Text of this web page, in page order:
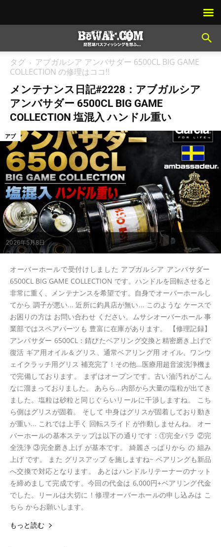
タグ
アブガルシア アンバサダー 6500CL BIG GAME
COLLECTION の修理はココ!!
メンテナンス日記#2228：アブガルシア
アンバサダー 6500CL BIG GAME
COLLECTION 塩混入 ハンドル重い
2026年5月8日
アブ
オーバーホールで受付けしました アブガルシア アンバサダー
6500CL BIG GAME COLLECTION です。ハンドルを回転させると
非常に重く、メンテナンスを希望です。自身でオーバーホールし
てから 調子が悪い... 近所に釣具店が無い... このような ケースで
お困りの方は お問い合わせ ください。ムサシオーバーホール 事
業部ではスペアパーツも 豊富に在庫があります。 【修理記録】
アンバサダー 6500CL：錆びたベアリング交換と精密磨き上げで
復活 ギア用オイル＆グリス、通常ベアリング用 オイル、ワンウ
ェイクラッチ用グリス 補充完了！その他...医療用超音波洗浄機ま
で完備しております。 まずはオープンです。古い油汚れがこん
なに溜まっておりました。 あらら...内部から大量の塩粒が出てき
ました。塩粒は砂粒と同じぐらいリールに干渉しますね。 こち
ら側はグリスが固着。 そして 中身はグリスが固着しており動き
が重い... これでは上手く 回転スライド が作動しませんね。 オー
バーホールの基本ステップは以下の通りです：①完全バラ ②完
全洗浄 ③完全磨き上げ が基本です。 綺麗さっぱりから の 組み
上げ です。 また グリスアップ を施しますね~ ベアリングも新品
へ交換で対応となります。 あとはハンドルリテーナーのナット
を締めまして完成です。今回の代金は 6,000円+ベアリング代金
でした。リールは大切に！修理オーバーホールの申し込みは こ
ちら からお願いします。
もっと読む